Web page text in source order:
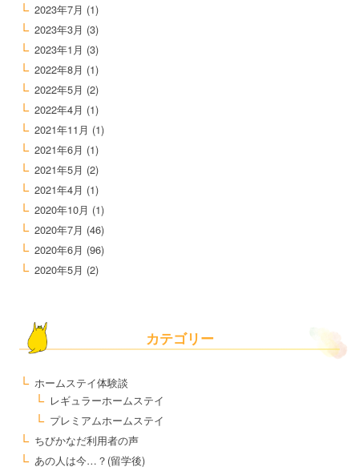
2023年7月 (1)
2023年3月 (3)
2023年1月 (3)
2022年8月 (1)
2022年5月 (2)
2022年4月 (1)
2021年11月 (1)
2021年6月 (1)
2021年5月 (2)
2021年4月 (1)
2020年10月 (1)
2020年7月 (46)
2020年6月 (96)
2020年5月 (2)
カテゴリー
ホームステイ体験談
レギュラーホームステイ
プレミアムホームステイ
ちびかなだ利用者の声
あの人は今…？(留学後)